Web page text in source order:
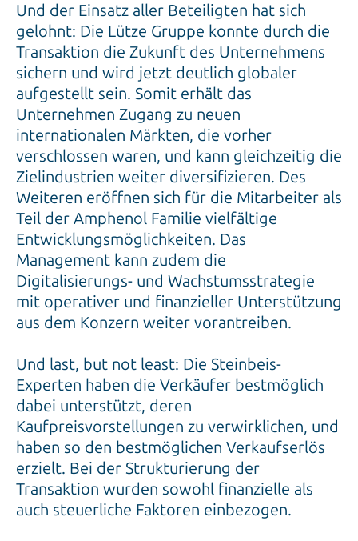
Und der Einsatz aller Beteiligten hat sich
gelohnt: Die Lütze Gruppe konnte durch die
Transaktion die Zukunft des Unternehmens
sichern und wird jetzt deutlich globaler
aufgestellt sein. Somit erhält das
Unternehmen Zugang zu neuen
internationalen Märkten, die vorher
verschlossen waren, und kann gleichzeitig die
Zielindustrien weiter diversifizieren. Des
Weiteren eröffnen sich für die Mitarbeiter als
Teil der Amphenol Familie vielfältige
Entwicklungsmöglichkeiten. Das
Management kann zudem die
Digitalisierungs- und Wachstumsstrategie
mit operativer und finanzieller Unterstützung
aus dem Konzern weiter vorantreiben.
Und last, but not least: Die Steinbeis-
Experten haben die Verkäufer bestmöglich
dabei unterstützt, deren
Kaufpreisvorstellungen zu verwirklichen, und
haben so den bestmöglichen Verkaufserlös
erzielt. Bei der Strukturierung der
Transaktion wurden sowohl finanzielle als
auch steuerliche Faktoren einbezogen.